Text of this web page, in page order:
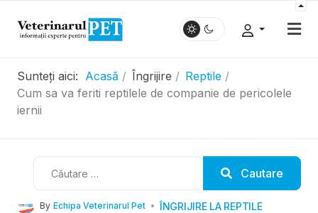
Sunteți aici: Acasă Îngrijire
Reptile
Cum sa va feriti reptilele de companie de pericolele
iernii
Cautare
By Echipa Veterinarul Pet ÎNGRIJIRE LA REPTILE